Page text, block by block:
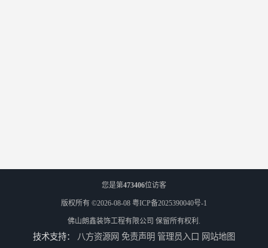
您是第473406位访客
版权所有 ©2026-08-08 粤ICP备2025390040号-1
佛山朗鑫装饰工程有限公司 保留所有权利.
技术支持： 八方资源网 免责声明 管理员入口 网站地图